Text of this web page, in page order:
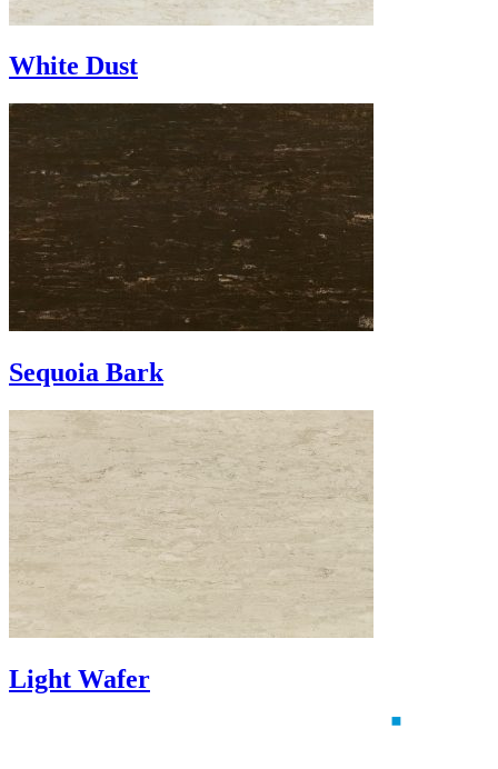
White Dust
Sequoia Bark
Light Wafer